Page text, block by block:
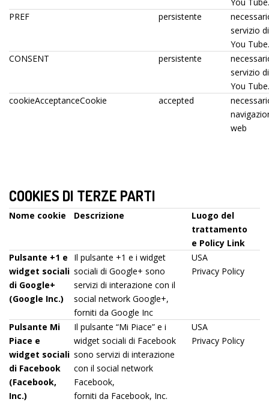
PREF
persistente
servizio
You Tube.
CONSENT
persistente
servizio
You Tube.
cookieAcceptanceCookie
accepted
web
COOKIES DI TERZE PARTI
Nome cookie Descrizione
Luogo del
trattamento
e Policy Link
Pulsante +1 e
widget sociali
di Google+
(Google Inc.)
Il pulsante +1 e i widget
sociali di Google+ sono
servizi di interazione con il
social network Google+,
forniti da Google Inc
USA
Privacy Policy
Pulsante Mi
Piace e
widget sociali
di Facebook
(Facebook,
Inc.)
Il pulsante “Mi Piace” e i
widget sociali di Facebook
sono servizi di interazione
con il social network
Facebook,
forniti da Facebook, Inc.
USA
Privacy Policy